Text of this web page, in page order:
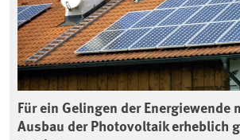
Für ein Gelingen der Energiewende
Ausbau der Photovoltaik erheblich